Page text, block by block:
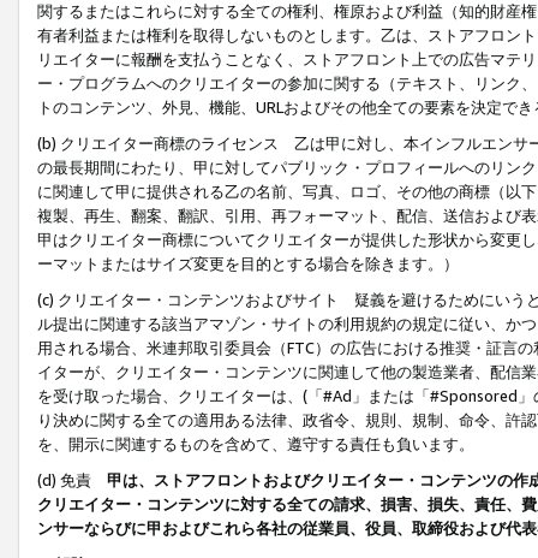
関するまたはこれらに対する全ての権利、権原および利益（知的財産
有者利益または権利を取得しないものとします。乙は、ストアフロン
リエイターに報酬を支払うことなく、ストアフロント上での広告マテ
ー・プログラムへのクリエイターの参加に関する（テキスト、リンク
トのコンテンツ、外見、機能、URLおよびその他全ての要素を決定で
(b) クリエイター商標のライセンス 乙は甲に対し、本インフルエンサ
の最長期間にわたり、甲に対してパブリック・プロフィールへのリン
に関連して甲に提供される乙の名前、写真、ロゴ、その他の商標（以
複製、再生、翻案、翻訳、引用、再フォーマット、配信、送信および
甲はクリエイター商標についてクリエイターが提供した形状から変更
ーマットまたはサイズ変更を目的とする場合を除きます。）
(c) クリエイター・コンテンツおよびサイト 疑義を避けるためにいう
ル提出に関連する該当アマゾン・サイトの利用規約の規定に従い、か
用される場合、米連邦取引委員会（FTC）の広告における推奨・証言
イターが、クリエイター・コンテンツに関連して他の製造業者、配信
を受け取った場合、クリエイターは、(「#Ad」または「#Sponsored
り決めに関する全ての適用ある法律、政省令、規則、規制、命令、許
を、開示に関連するものを含めて、遵守する責任も負います。
(d) 免責 甲は、ストアフロントおよびクリエイター・コンテンツの
クリエイター・コンテンツに対する全ての請求、損害、損失、責任、
ンサーならびに甲およびこれら各社の従業員、役員、取締役および代